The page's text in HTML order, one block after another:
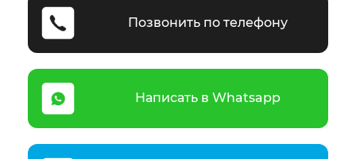
Позвонить по телефону
Написать в Whatsapp